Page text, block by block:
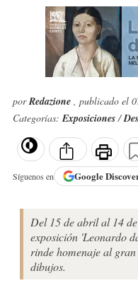
porRedazione , publicado el
Categorías:Exposiciones/
Síguenos en Google
Del 15 de abril al 14
exposición 'Leonardo
rinde homenaje al
dibujos.